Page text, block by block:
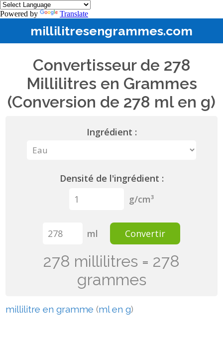
Powered by Translate
millilitresengrammes.com
Convertisseur de 278
Millilitres en Grammes
(Conversion de 278 ml en g)
Ingrédient :
Densité de l'ingrédient :
g/cm³
ml Convertir
278 millilitres = 278
grammes
millilitre en gramme (ml en g)